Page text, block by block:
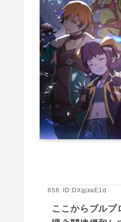
658: ID:DXgjxaE1d
ここからブルプ